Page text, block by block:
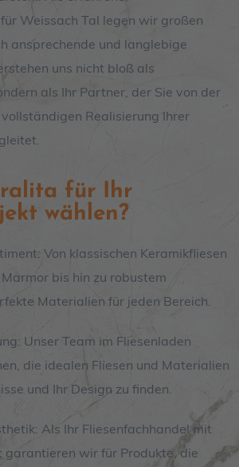
Weissach Tal legen wir großen
ansprechende und langlebige
uns nicht bloß als
als Ihr Partner, der Sie von der
Realisierung Ihrer
für Ihr
wählen?
Von klassischen Keramikfliesen
bis hin zu robustem
Materialien für jeden Bereich.
Unser Team im Fliesenladen
die idealen Fliesen und Materialien
und Ihr Design zu finden.
Als Ihr Fliesenfachhandel mit
garantieren wir für Produkte, die